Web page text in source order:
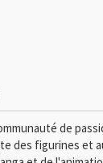
de
des figurines et